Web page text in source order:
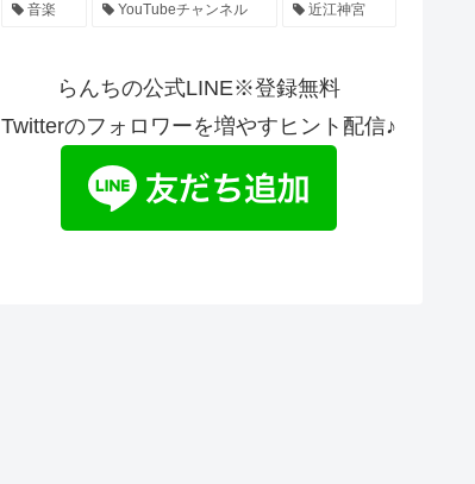
音楽 YouTubeチャンネル 近江神宮
らんちの公式LINE※登録無料
Twitterのフォロワーを増やすヒント配信♪